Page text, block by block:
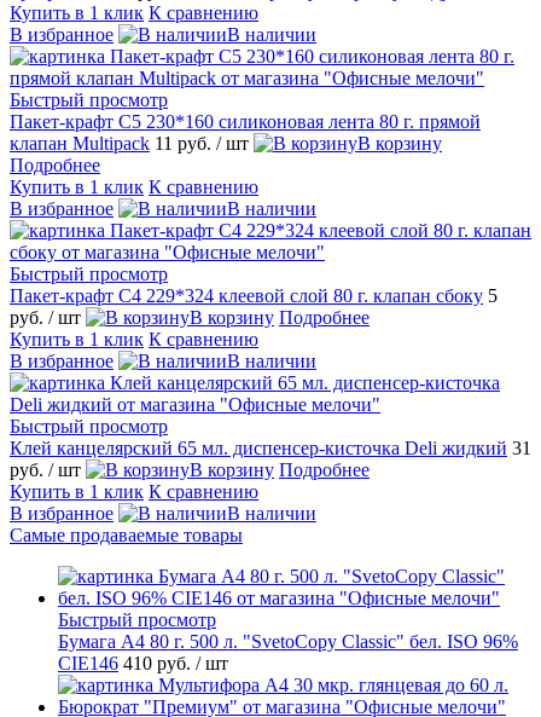
Купить в 1 клик К сравнению
В избранное
В наличии
Быстрый просмотр
Пакет-крафт C5 230*160 силиконовая лента 80 г. прямой
клапан Multipack 11 руб. / шт
В корзину
Подробнее
Купить в 1 клик К сравнению
В избранное
В наличии
Быстрый просмотр
Пакет-крафт C4 229*324 клеевой слой 80 г. клапан сбоку 5
руб. / шт В корзину Подробнее
Купить в 1 клик К сравнению
В избранное
В наличии
Быстрый просмотр
Клей канцелярский 65 мл. диспенсер-кисточка Deli жидкий 31
руб. / шт В корзину Подробнее
Купить в 1 клик К сравнению
В избранное
В наличии
Самые продаваемые товары
Быстрый просмотр
Бумага А4 80 г. 500 л. "SvetoCopy Classic" бел. ISO 96%
CIE146 410 руб. / шт